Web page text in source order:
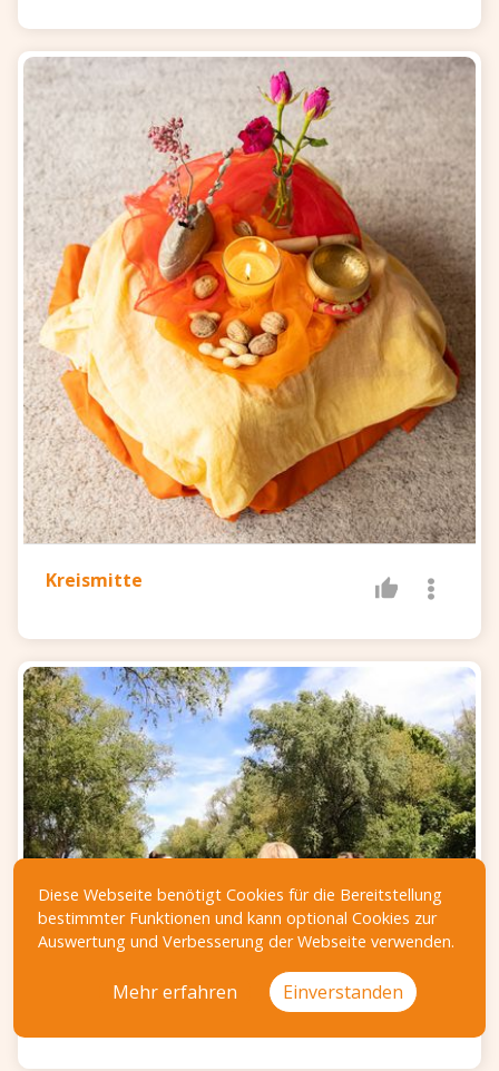
Kreismitte
Diese Webseite benötigt Cookies für die Bereitstellung
bestimmter Funktionen und kann optional Cookies zur
Auswertung und Verbesserung der Webseite verwenden.
Mehr erfahren Einverstanden